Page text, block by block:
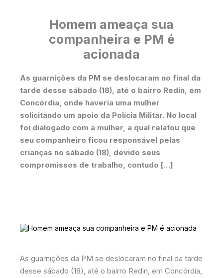
Homem ameaça sua
companheira e PM é
acionada
As guarnições da PM se deslocaram no final da
tarde desse sábado (18), até o bairro Redin, em
Concórdia, onde haveria uma mulher
solicitando um apoio da Polícia Militar. No local
foi dialogado com a mulher, a qual relatou que
seu companheiro ficou responsável pelas
crianças no sábado (18), devido seus
compromissos de trabalho, contudo […]
As guarnições da PM se deslocaram no final da tarde
desse sábado (18), até o bairro Redin, em Concórdia,